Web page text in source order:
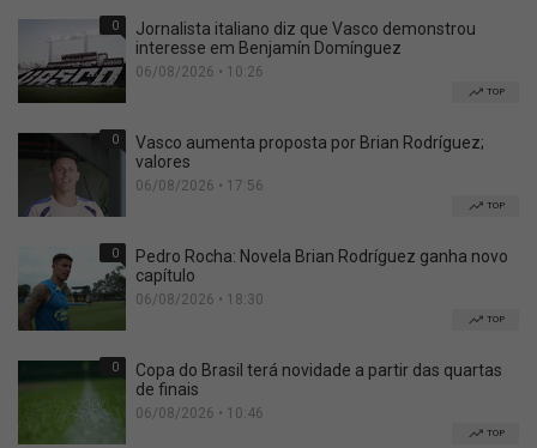
0
Jornalista italiano diz que Vasco demonstrou
interesse em Benjamín Domínguez
06/08/2026 • 10:26
TOP
0
Vasco aumenta proposta por Brian Rodríguez;
valores
06/08/2026 • 17:56
TOP
0
Pedro Rocha: Novela Brian Rodríguez ganha novo
capítulo
06/08/2026 • 18:30
TOP
0
Copa do Brasil terá novidade a partir das quartas
de finais
06/08/2026 • 10:46
TOP